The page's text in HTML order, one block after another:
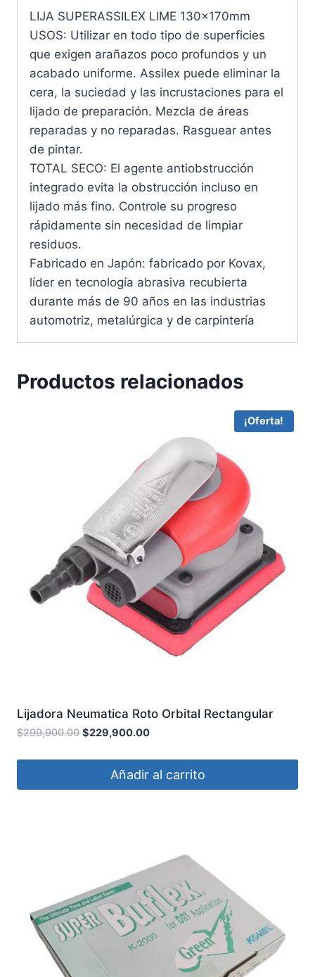
LIJA SUPERASSILEX LIME 130x170mm
USOS: Utilizar en todo tipo de superficies
que exigen arañazos poco profundos y un
acabado uniforme. Assilex puede eliminar la
cera, la suciedad y las incrustaciones para el
lijado de preparación. Mezcla de áreas
reparadas y no reparadas. Rasguear antes
de pintar.
TOTAL SECO: El agente antiobstrucción
integrado evita la obstrucción incluso en
lijado más fino. Controle su progreso
rápidamente sin necesidad de limpiar
residuos.
Fabricado en Japón: fabricado por Kovax,
líder en tecnología abrasiva recubierta
durante más de 90 años en las industrias
automotriz, metalúrgica y de carpintería
Productos relacionados
¡Oferta!
Lijadora Neumatica Roto Orbital Rectangular
100X70 CATORCEg
$299,900.00 $229,900.00
Añadir al carrito